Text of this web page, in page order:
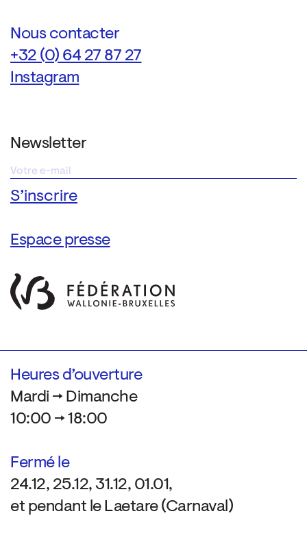
Nous contacter
+32 (0) 64 27 87 27
Instagram
Newsletter
Espace presse
Heures d’ouverture
Mardi → Dimanche
10:00 → 18:00
Fermé le
24.12, 25.12, 31.12, 01.01,
et pendant le Laetare (Carnaval)